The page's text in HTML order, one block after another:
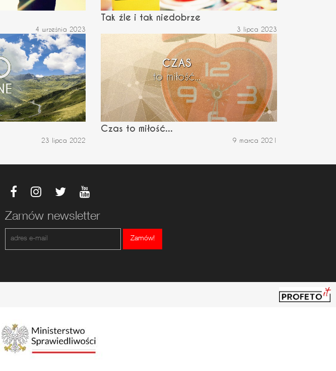
4 września 2023
Tak źle i tak niedobrze
3 lipca 2023
23 lipca 2022
Czas to miłość...
9 marca 2021
Zamów newsletter
Zamów!